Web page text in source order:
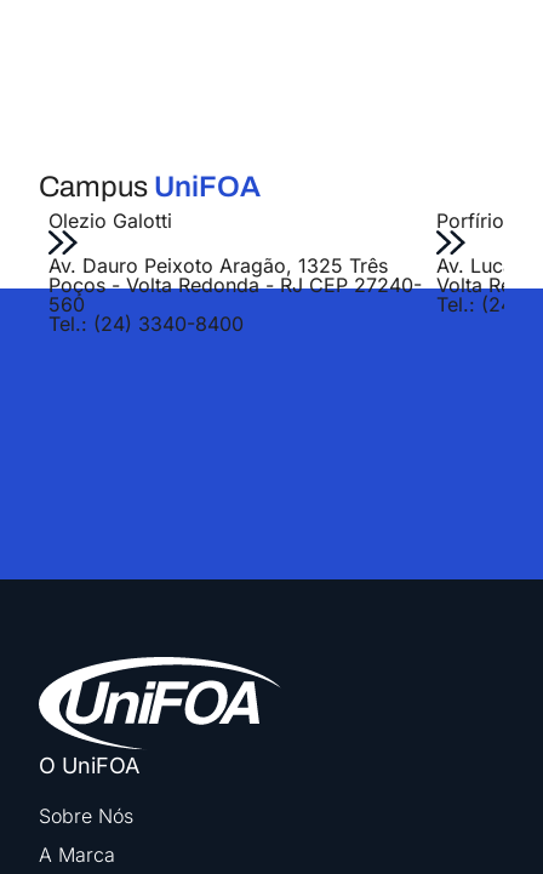
Campus UniFOA
Olezio Galotti
Av. Dauro Peixoto Aragão, 1325 Três
Poços - Volta Redonda - RJ CEP 27240-
560
Tel.: (24) 3340-8400
Porfírio
Av. Lucas
Volta
Tel.: (24)
O UniFOA
Sobre Nós
A Marca